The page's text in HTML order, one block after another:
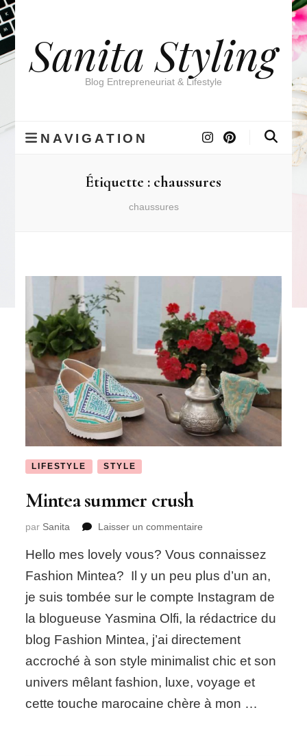
Sanita Styling
Blog Entrepreneuriat & Lifestyle
NAVIGATION
Étiquette : chaussures
chaussures
LIFESTYLE STYLE
Mintea summer crush
par Sanita Laisser un commentaire
summer
crush
Hello mes lovely vous? Vous connaissez
Fashion Mintea? Il y un peu plus d’un an,
je suis tombée sur le compte Instagram de
la blogueuse Yasmina Olfi, la rédactrice du
blog Fashion Mintea, j’ai directement
accroché à son style minimalist chic et son
univers mêlant fashion, luxe, voyage et
cette touche marocaine chère à mon …